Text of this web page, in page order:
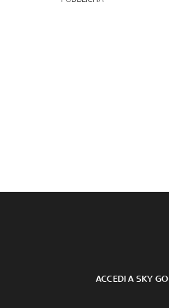
ACCEDI A SKY GO